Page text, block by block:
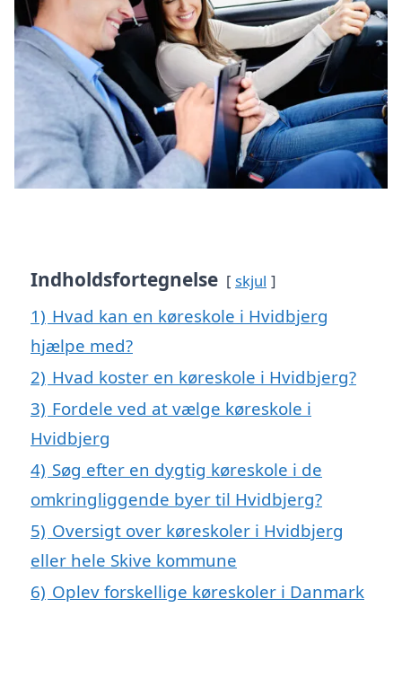
Indholdsfortegnelse skjul
1) Hvad kan en køreskole i Hvidbjerg
hjælpe med?
2) Hvad koster en køreskole i Hvidbjerg?
3) Fordele ved at vælge køreskole i
Hvidbjerg
4) Søg efter en dygtig køreskole i de
omkringliggende byer til Hvidbjerg?
5) Oversigt over køreskoler i Hvidbjerg
eller hele Skive kommune
6) Oplev forskellige køreskoler i Danmark